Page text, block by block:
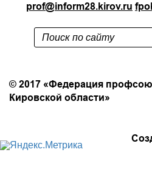
prof@inform28.kirov.ru
© 2017 «Федерация
Кировской области»